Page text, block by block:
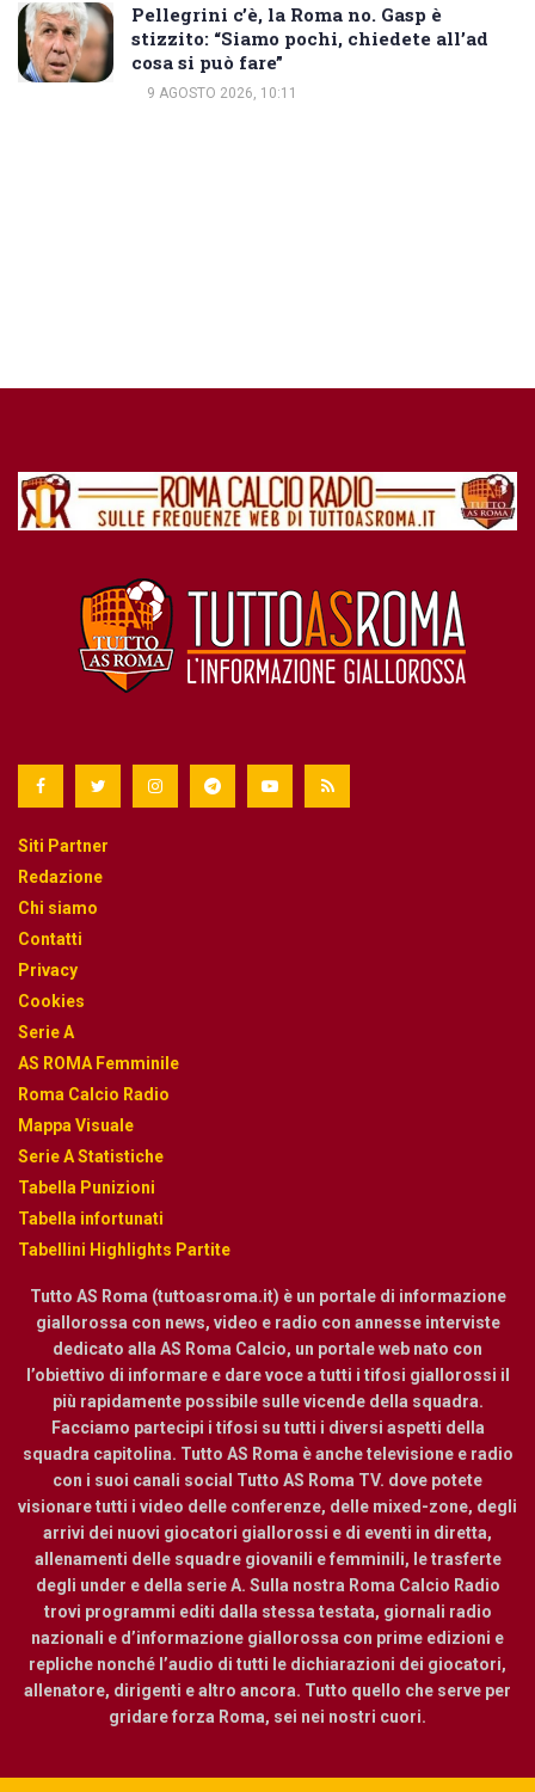
Pellegrini c’è, la Roma no. Gasp è
stizzito: “Siamo pochi, chiedete all’ad
cosa si può fare”
9 AGOSTO 2026, 10:11
Siti Partner
Redazione
Chi siamo
Contatti
Privacy
Cookies
Serie A
AS ROMA Femminile
Roma Calcio Radio
Mappa Visuale
Serie A Statistiche
Tabella Punizioni
Tabella infortunati
Tabellini Highlights Partite
Tutto AS Roma (tuttoasroma.it) è un portale di informazione
giallorossa con news, video e radio con annesse interviste
dedicato alla AS Roma Calcio, un portale web nato con
l’obiettivo di informare e dare voce a tutti i tifosi giallorossi il
più rapidamente possibile sulle vicende della squadra.
Facciamo partecipi i tifosi su tutti i diversi aspetti della
squadra capitolina. Tutto AS Roma è anche televisione e radio
con i suoi canali social Tutto AS Roma TV. dove potete
visionare tutti i video delle conferenze, delle mixed-zone, degli
arrivi dei nuovi giocatori giallorossi e di eventi in diretta,
allenamenti delle squadre giovanili e femminili, le trasferte
degli under e della serie A. Sulla nostra Roma Calcio Radio
trovi programmi editi dalla stessa testata, giornali radio
nazionali e d’informazione giallorossa con prime edizioni e
repliche nonché l’audio di tutti le dichiarazioni dei giocatori,
allenatore, dirigenti e altro ancora. Tutto quello che serve per
gridare forza Roma, sei nei nostri cuori.